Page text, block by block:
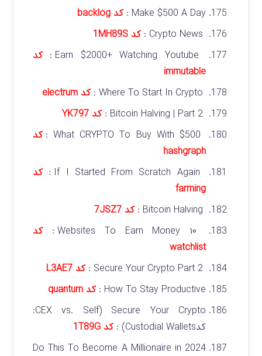
Make $500 A Day : کد backlog
کد 1MH89S
کد
immutable
کد electrum
کد YK797
کد
hashgraph
کد
farming
کد 7JSZ7
کد
watchlist
کد L3AE7
How To Stay Productive : کد quantum
Secure Your Crypto (CEX vs. Self:
کدCustodial Wallets) :
کد 1T89G
Do This To Become A Millionaire in 2024